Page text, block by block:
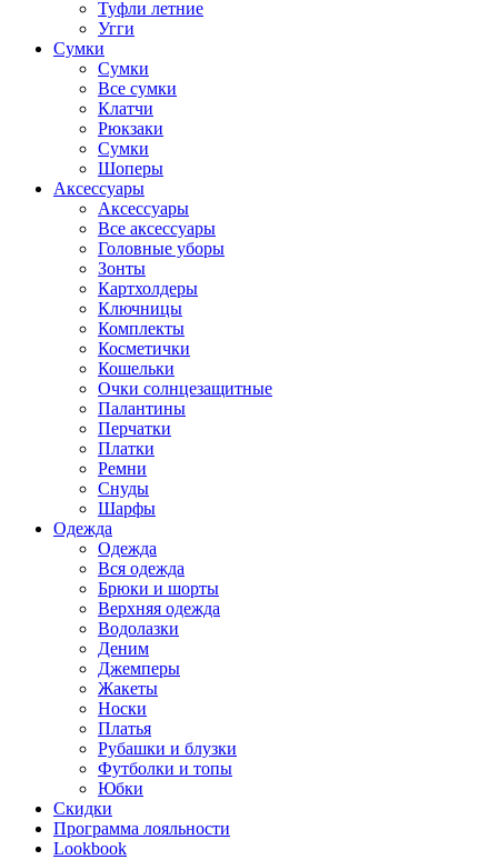
Туфли летние
Угги
Сумки
Сумки
Все сумки
Клатчи
Рюкзаки
Сумки
Шоперы
Аксессуары
Аксессуары
Все аксессуары
Головные уборы
Зонты
Картхолдеры
Ключницы
Комплекты
Косметички
Кошельки
Очки солнцезащитные
Палантины
Перчатки
Платки
Ремни
Снуды
Шарфы
Одежда
Одежда
Вся одежда
Брюки и шорты
Верхняя одежда
Водолазки
Деним
Джемперы
Жакеты
Носки
Платья
Рубашки и блузки
Футболки и топы
Юбки
Скидки
Программа лояльности
Lookbook